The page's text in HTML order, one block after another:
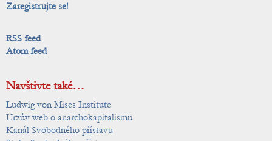
Zaregistrujte se!
RSS feed
Atom feed
Navštivte také…
Ludwig von Mises Institute
Urzův web o anarchokapitalismu
Kanál Svobodného přístavu